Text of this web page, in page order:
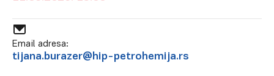
Email adresa:
tijana.burazer@hip-petrohemija.rs